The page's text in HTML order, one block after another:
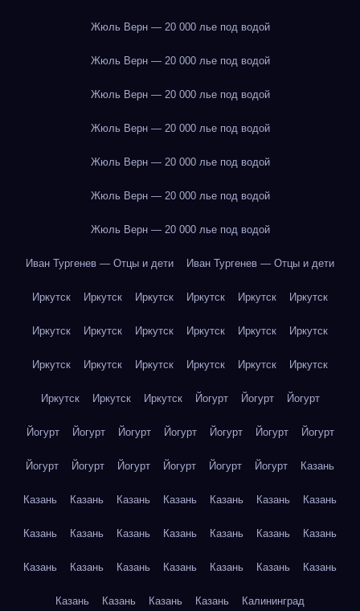
Жюль Верн — 20 000 лье под водой
Жюль Верн — 20 000 лье под водой
Жюль Верн — 20 000 лье под водой
Жюль Верн — 20 000 лье под водой
Жюль Верн — 20 000 лье под водой
Жюль Верн — 20 000 лье под водой
Жюль Верн — 20 000 лье под водой
Иван Тургенев — Отцы и дети Иван Тургенев — Отцы и дети
Иркутск Иркутск Иркутск Иркутск Иркутск Иркутск
Иркутск Иркутск Иркутск Иркутск Иркутск Иркутск
Иркутск Иркутск Иркутск Иркутск Иркутск Иркутск
Иркутск Иркутск Иркутск Йогурт Йогурт Йогурт
Йогурт Йогурт Йогурт Йогурт Йогурт Йогурт Йогурт
Йогурт Йогурт Йогурт Йогурт Йогурт Йогурт Казань
Казань Казань Казань Казань Казань Казань Казань
Казань Казань Казань Казань Казань Казань Казань
Казань Казань Казань Казань Казань Казань Казань
Казань Казань Казань Казань Калининград